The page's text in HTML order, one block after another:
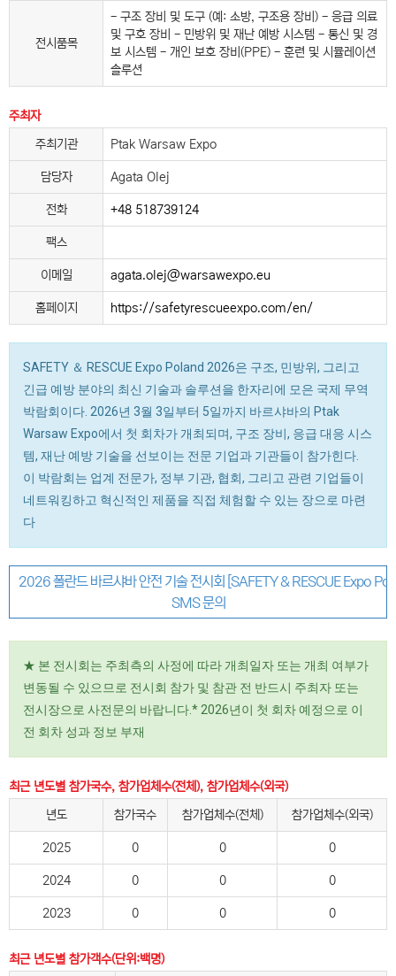
전시품목
- 구조 장비 및 도구 (예: 소방, 구조용 장비) - 응급 의료
및 구호 장비 - 민방위 및 재난 예방 시스템 - 통신 및 경
보 시스템 - 개인 보호 장비(PPE) - 훈련 및 시뮬레이션
솔루션
주최자
주최기관
Ptak Warsaw Expo
담당자 Agata Olej
전화 +48 518739124
팩스
이메일 agata.olej@warsawexpo.eu
홈페이지 https://safetyrescueexpo.com/en/
SAFETY ＆ RESCUE Expo Poland 2026은 구조, 민방위, 그리고
긴급 예방 분야의 최신 기술과 솔루션을 한자리에 모은 국제 무역
박람회이다. 2026년 3월 3일부터 5일까지 바르샤바의 Ptak
Warsaw Expo에서 첫 회차가 개최되며, 구조 장비, 응급 대응 시스
템, 재난 예방 기술을 선보이는 전문 기업과 기관들이 참가힌다.
이 박람회는 업계 전문가, 정부 기관, 협회, 그리고 관련 기업들이
네트워킹하고 혁신적인 제품을 직접 체험할 수 있는 장으로 마련
다
2026 폴란드 바르샤바 안전 기술 전시회 [SAFETY & RESCUE Expo
SMS 문의
★ 본 전시회는 주최측의 사정에 따라 개최일자 또는 개최 여부가
변동될 수 있으므로 전시회 참가 및 참관 전 반드시 주최자 또는
전시장으로 사전문의 바랍니다.* 2026년이 첫 회차 예정으로 이
전 회차 성과 정보 부재
최근 년도별 참가국수, 참가업체수(전체), 참가업체수(외국)
년도
참가국수 참가업체수(전체) 참가업체수(외국)
2025 0 0 0
2024 0 0 0
2023 0 0 0
최근 년도별 참가객수(단위:백명)